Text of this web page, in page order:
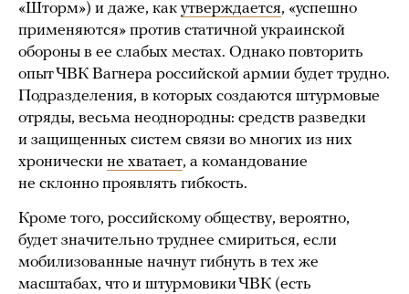
«Шторм») и даже, как утверждается, «успешно
применяются» против статичной украинской
обороны в ее слабых местах. Однако повторить
опыт ЧВК Вагнера российской армии будет трудно.
Подразделения, в которых создаются штурмовые
отряды, весьма неоднородны: средств разведки
и защищенных систем связи во многих из них
хронически не хватает, а командование
не склонно проявлять гибкость.
Кроме того, российскому обществу, вероятно,
будет значительно труднее смириться, если
мобилизованные начнут гибнуть в тех же
масштабах, что и штурмовики ЧВК (есть